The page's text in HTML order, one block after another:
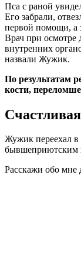
Пса с раной
Его забрали,
первой помощи, а
Врач при осмотре
внутренних
назвали Жужик.
По результатам
кости,
Жужик переехал в
бывшеприютским
Расскажи обо мне